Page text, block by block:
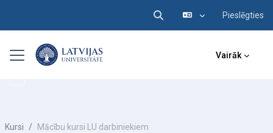
Pārslēgt meklēšanas
Pieslēgties
Sānu panelis Vairāk
Kursi Mācību kursi LU darbiniekiem